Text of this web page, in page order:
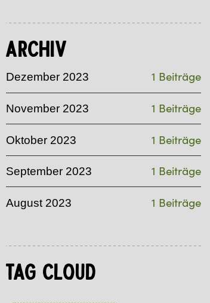
Archiv
Dezember 2023 1 Beiträge
November 2023 1 Beiträge
Oktober 2023 1 Beiträge
September 2023 1 Beiträge
August 2023 1 Beiträge
Tag Cloud